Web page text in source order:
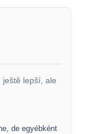
ještě lepší, ale
de egyébként